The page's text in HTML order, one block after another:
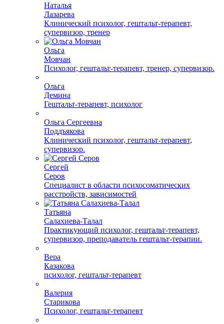
Наталья
Лазарева
Клинический психолог, гештальт-терапевт,
супервизор, тренер
Ольга
Мовчан
Психолог, гештальт-терапевт, тренер, супервизор.
Ольга
Демина
Гештальт-терапевт, психолог
Ольга Сергеевна
Поддъякова
Клинический психолог, гештальт-терапевт,
супервизор.
Сергей
Серов
Специалист в области психосоматических
расстройств, зависимостей
Татьяна
Салахиева-Талал
Практикующий психолог, гештальт-терапевт,
супервизор, преподаватель гештальт-терапии.
Вера
Казакова
психолог, гештальт-терапевт
Валерия
Старикова
Психолог, гештальт-терапевт